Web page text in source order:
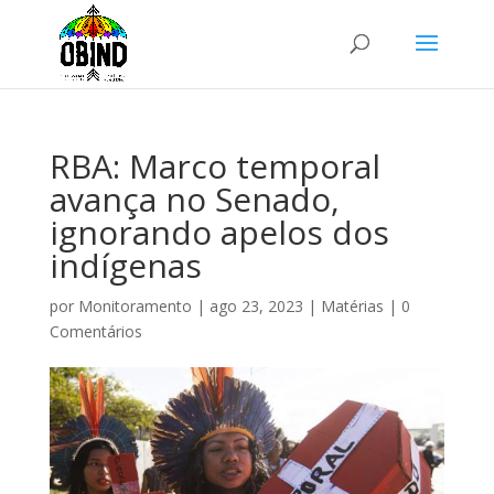
RBA: Marco temporal
avança no Senado,
ignorando apelos dos
indígenas
por Monitoramento | ago 23, 2023 | Matérias | 0
Comentários